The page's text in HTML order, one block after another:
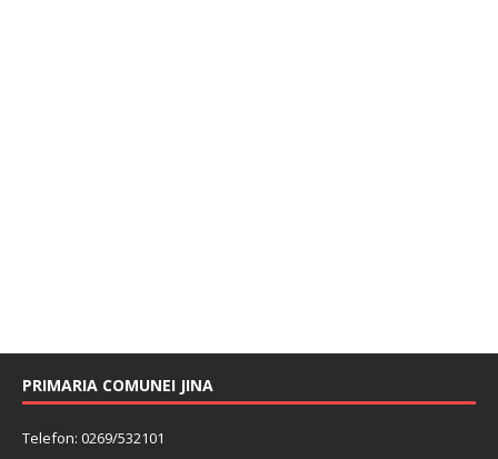
PRIMARIA COMUNEI JINA
Telefon: 0269/532101